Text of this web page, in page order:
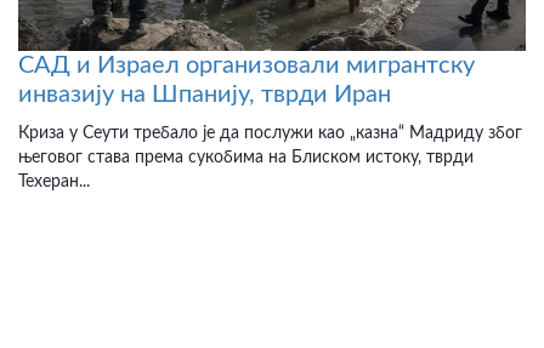
САД и Израел организовали мигрантску
инвазију на Шпанију, тврди Иран
Криза у Сеути требало је да послужи као „казна“ Мадриду због
његовог става према сукобима на Блиском истоку, тврди
Техеран...